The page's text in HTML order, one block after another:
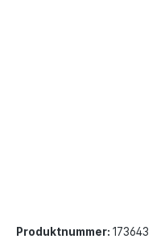
Produktnummer: 173643